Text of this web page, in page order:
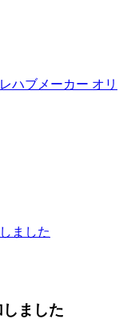
ハブメーカー オリ
ました
ました